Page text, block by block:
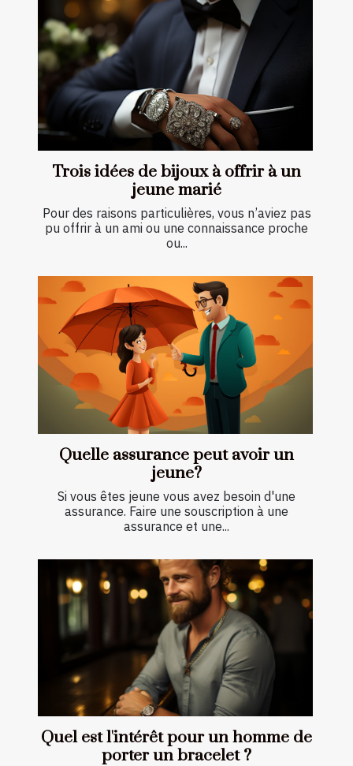
Trois idées de bijoux à offrir à un
jeune marié
Pour des raisons particulières, vous n’aviez pas
pu offrir à un ami ou une connaissance proche
ou...
Quelle assurance peut avoir un
jeune?
Si vous êtes jeune vous avez besoin d'une
assurance. Faire une souscription à une
assurance et une...
Quel est l'intérêt pour un homme de
porter un bracelet ?